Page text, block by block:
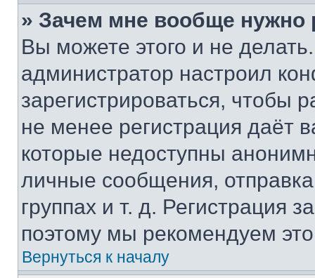
» Зачем мне вообще нужно
Вы можете этого и не
администратор настроил
зарегистрироваться, чтобы
не менее регистрация даёт
которые недоступны
личные сообщения,
группах и т. д. Регистрация
поэтому мы рекомендуем
Вернуться к началу